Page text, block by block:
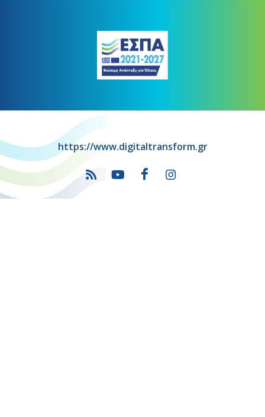
https://www.digitaltransform.gr